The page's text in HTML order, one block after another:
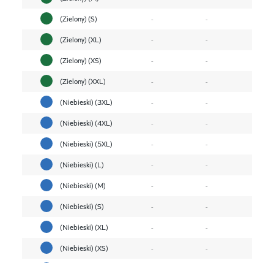
(Zielony) (S)
-
-
(Zielony) (XL)
-
-
(Zielony) (XS)
-
-
(Zielony) (XXL)
-
-
(Niebieski) (3XL)
-
-
(Niebieski) (4XL)
-
-
(Niebieski) (5XL)
-
-
(Niebieski) (L)
-
-
(Niebieski) (M)
-
-
(Niebieski) (S)
-
-
(Niebieski) (XL)
-
-
(Niebieski) (XS)
-
-